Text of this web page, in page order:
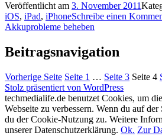
Veröffentlicht am 3. November 2011
iOS, iPad, iPhoneSchreibe einen
Akkuprobleme beheben
Beitragsnavigation
Vorherige Seite Seite 1 … Seite 3 Seite 4
Stolz präsentiert von WordPress
techmedialife.de benutzet Cookies, um
Webseite zu verbessern. Wenn du auf
du der Cookie-Nutzung zu. Weitere
unserer Datenschutzerklärung. Ok. Zur